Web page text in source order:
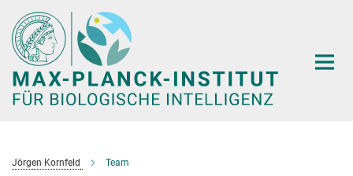
Hauptinhalt
Jörgen Kornfeld Team